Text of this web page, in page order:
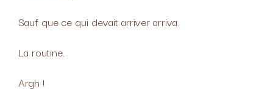
Sauf que ce qui devait arriver arriva.
La routine.
Argh !